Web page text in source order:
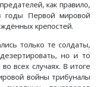
как правило,
годы Первой мировой
крепостей.
только те солдаты,
но и то
всех случаях. В итоге
войны трибуналы